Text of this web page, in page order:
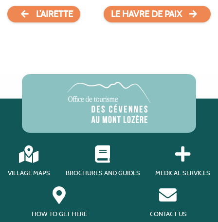
L’AIRETTE LE HAVRE DE PAIX
VILLAGE MAPS BROCHURES AND GUIDES MEDICAL SERVICES
HOW TO GET HERE CONTACT US